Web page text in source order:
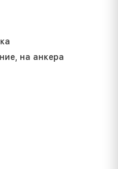
на анкера